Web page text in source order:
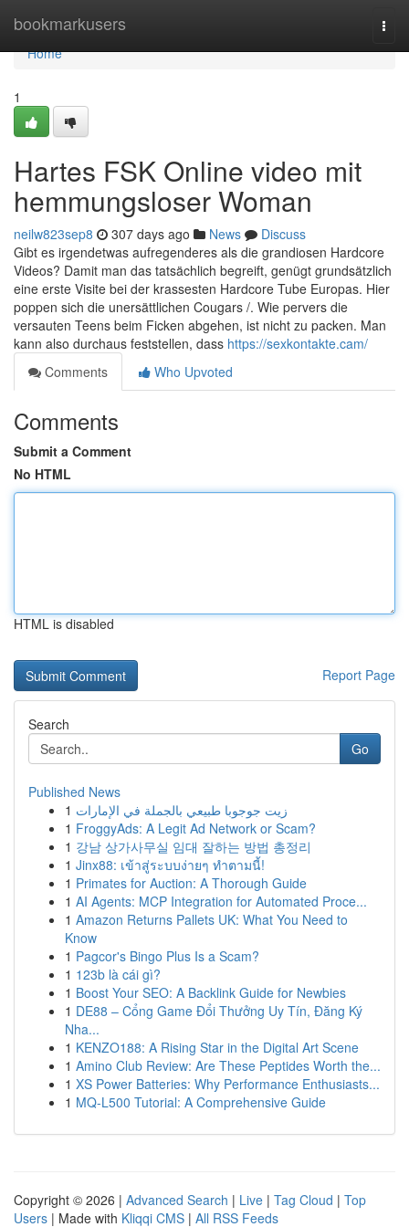
bookmarkusers
Home
Home
1
Hartes FSK Online video mit
hemmungsloser Woman
neilw823sep8 307 days ago News
Discuss
Gibt es irgendetwas aufregenderes als die grandiosen Hardcore
Videos? Damit man das tatsächlich begreift, genügt grundsätzlich
eine erste Visite bei der krassesten Hardcore Tube Europas. Hier
poppen sich die unersättlichen Cougars /. Wie pervers die
versauten Teens beim Ficken abgehen, ist nicht zu packen. Man
kann also durchaus feststellen, dass https://sexkontakte.cam/
Comments
Who Upvoted
Comments
Submit a Comment
No HTML
HTML is disabled
Report Page
Search
Go
Published News
1 زيت جوجوبا طبيعي بالجملة في الإمارات
1 FroggyAds: A Legit Ad Network or Scam?
1 강남 상가사무실 임대 잘하는 방법 총정리
1 Jinx88: เข้าสู่ระบบง่ายๆ ทำตามนี้!
1 Primates for Auction: A Thorough Guide
1 AI Agents: MCP Integration for Automated Proce...
1 Amazon Returns Pallets UK: What You Need to
Know
1 Pagcor's Bingo Plus Is a Scam?
1 123b là cái gì?
1 Boost Your SEO: A Backlink Guide for Newbies
1 DE88 – Cổng Game Đổi Thưởng Uy Tín, Đăng Ký
Nha...
1 KENZO188: A Rising Star in the Digital Art Scene
1 Amino Club Review: Are These Peptides Worth the...
1 XS Power Batteries: Why Performance Enthusiasts...
1 MQ-L500 Tutorial: A Comprehensive Guide
Copyright © 2026 | Advanced Search | Live | Tag Cloud | Top
Users | Made with Kliqqi CMS | All RSS Feeds